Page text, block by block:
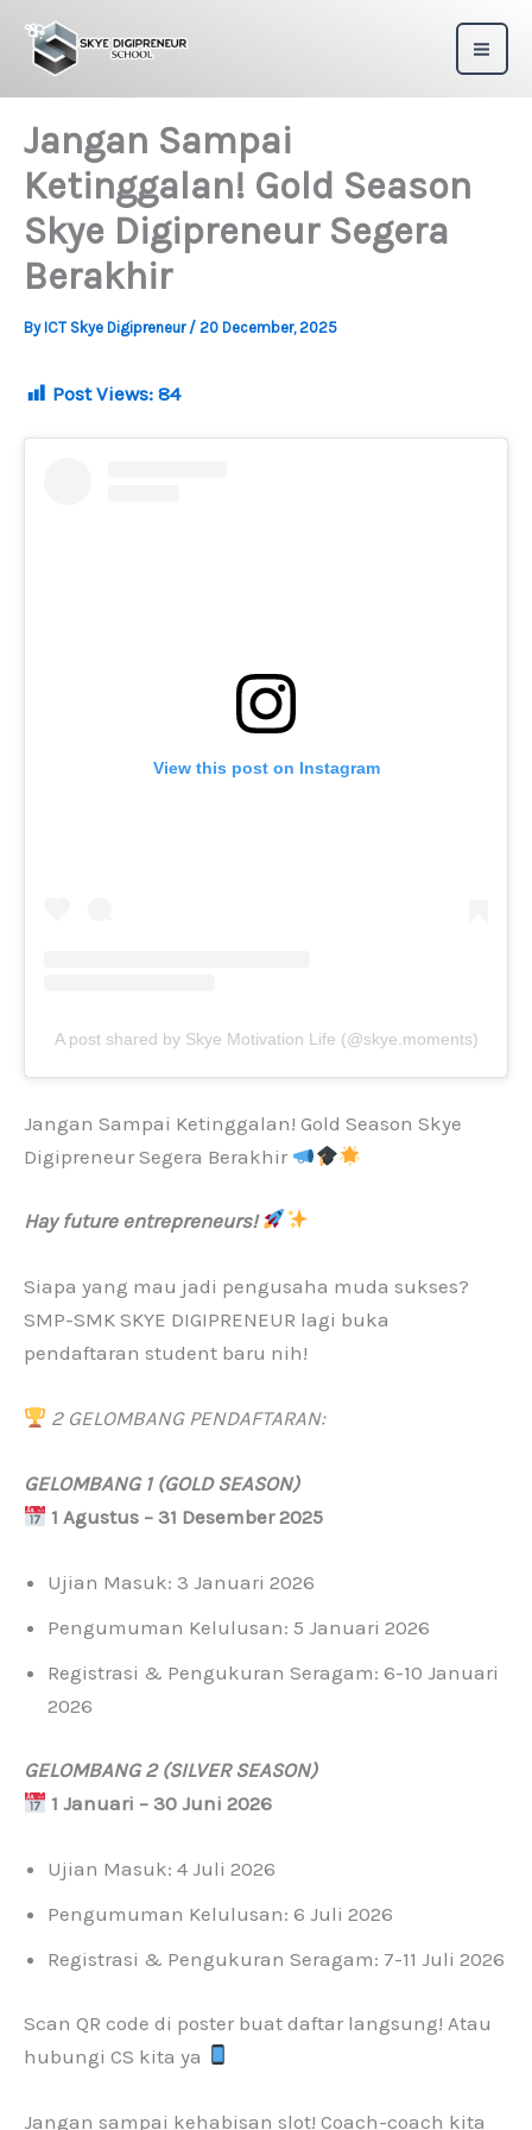
content
Jangan Sampai
Ketinggalan! Gold Season
Skye Digipreneur Segera
Berakhir
By ICT Skye Digipreneur / 20 December, 2025
Post Views: 84
View this post on Instagram
A post shared by Skye Motivation Life (@skye.moments)
Jangan Sampai Ketinggalan! Gold Season Skye
Digipreneur Segera Berakhir
Hay future entrepreneurs!
Siapa yang mau jadi pengusaha muda sukses?
SMP-SMK SKYE DIGIPRENEUR lagi buka
pendaftaran student baru nih!
2 GELOMBANG PENDAFTARAN:
GELOMBANG 1 (GOLD SEASON)
1 Agustus – 31 Desember 2025
Ujian Masuk: 3 Januari 2026
Pengumuman Kelulusan: 5 Januari 2026
Registrasi & Pengukuran Seragam: 6-10 Januari
2026
GELOMBANG 2 (SILVER SEASON)
1 Januari – 30 Juni 2026
Ujian Masuk: 4 Juli 2026
Pengumuman Kelulusan: 6 Juli 2026
Registrasi & Pengukuran Seragam: 7-11 Juli 2026
Scan QR code di poster buat daftar langsung! Atau
hubungi CS kita ya
Jangan sampai kehabisan slot! Coach-coach kita